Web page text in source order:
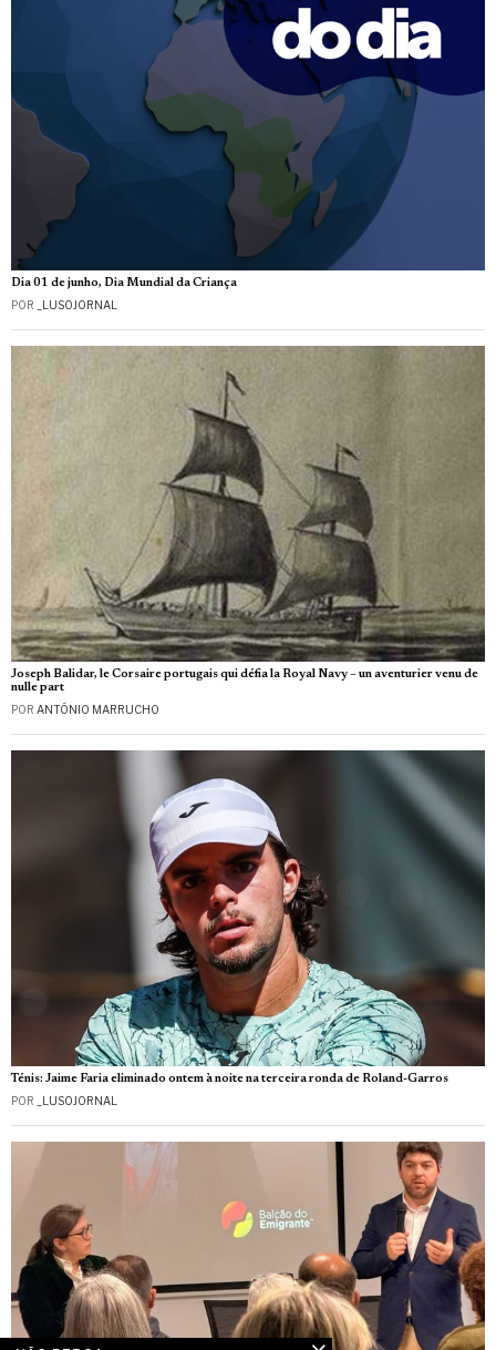
Dia 01 de junho, Dia Mundial da Criança
POR _LUSOJORNAL
Joseph Balidar, le Corsaire portugais qui défia la Royal Navy – un aventurier venu de
nulle part
POR ANTÓNIO MARRUCHO
Ténis: Jaime Faria eliminado ontem à noite na terceira ronda de Roland-Garros
POR _LUSOJORNAL